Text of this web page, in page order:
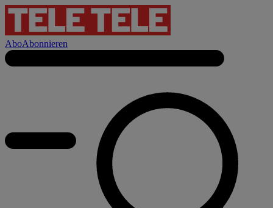
AboAbonnieren